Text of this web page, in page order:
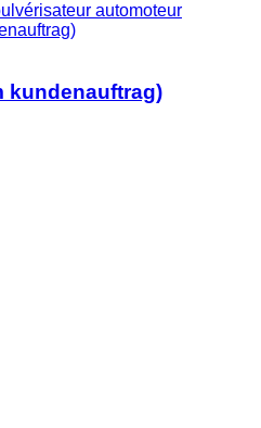
automoteur
kundenauftrag)